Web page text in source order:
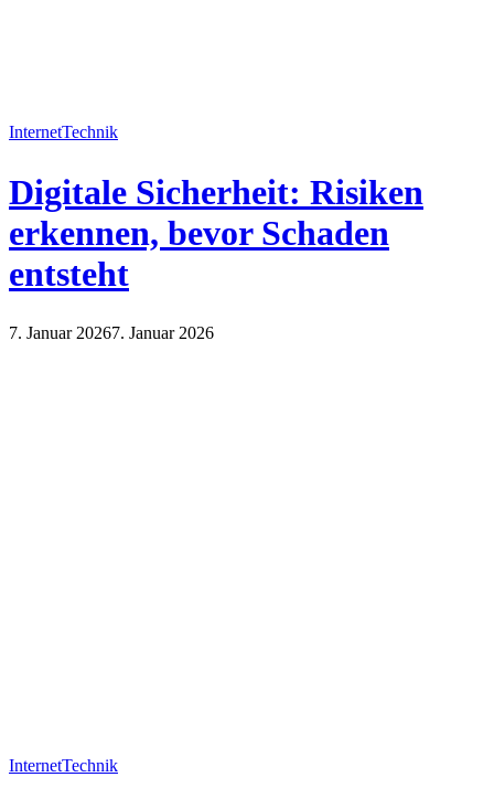
InternetTechnik
Digitale Sicherheit: Risiken
erkennen, bevor Schaden
entsteht
7. Januar 20267. Januar 2026
InternetTechnik